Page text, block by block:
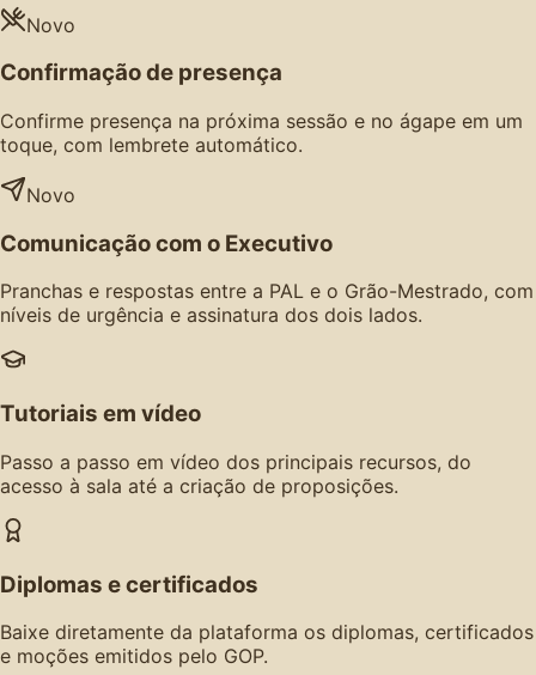
Novo
Confirmação de presença
Confirme presença na próxima sessão e no ágape em um
toque, com lembrete automático.
Novo
Comunicação com o Executivo
Pranchas e respostas entre a PAL e o Grão-Mestrado, com
níveis de urgência e assinatura dos dois lados.
Tutoriais em vídeo
Passo a passo em vídeo dos principais recursos, do
acesso à sala até a criação de proposições.
Diplomas e certificados
Baixe diretamente da plataforma os diplomas, certificados
e moções emitidos pelo GOP.